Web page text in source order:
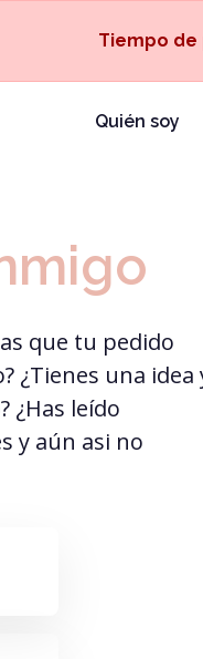
Tiempo de
Quién soy
que tu pedido
¿Tienes una idea
¿Has leído
y aún asi no